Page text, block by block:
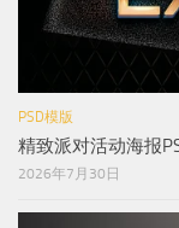
PSD模版
精致派对活动海报
2026年7月30日